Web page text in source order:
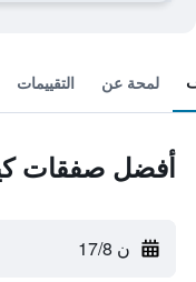
لمحة عن التقييمات
أفضل صفقات
ن 17/8